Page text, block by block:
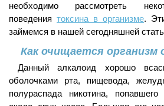
необходимо рассмотреть
поведения токсина в организме.
займемся в нашей сегодняшней
Как очищается организм
Данный алкалоид хорошо
оболочками рта, пищевода,
полураспада никотина,